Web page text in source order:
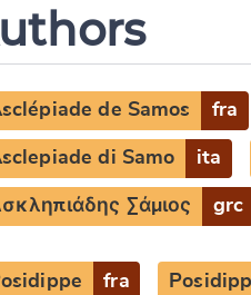
de Samos fra
di Samo ita
Σάμιος grc
fra